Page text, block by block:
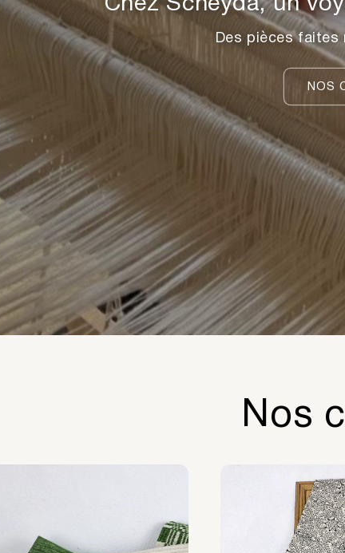
Chez Scheyda, un
Des pièces faites
NOS
Nos